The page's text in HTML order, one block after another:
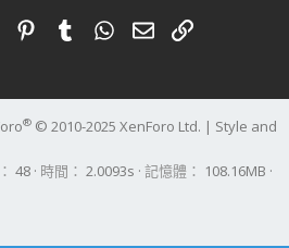
PinterestTumblrWhatsApp
電子郵件
連結
® © 2010-2025 XenForo Ltd. | Style and
48 時間 2.0093s 記憶體 108.16MB